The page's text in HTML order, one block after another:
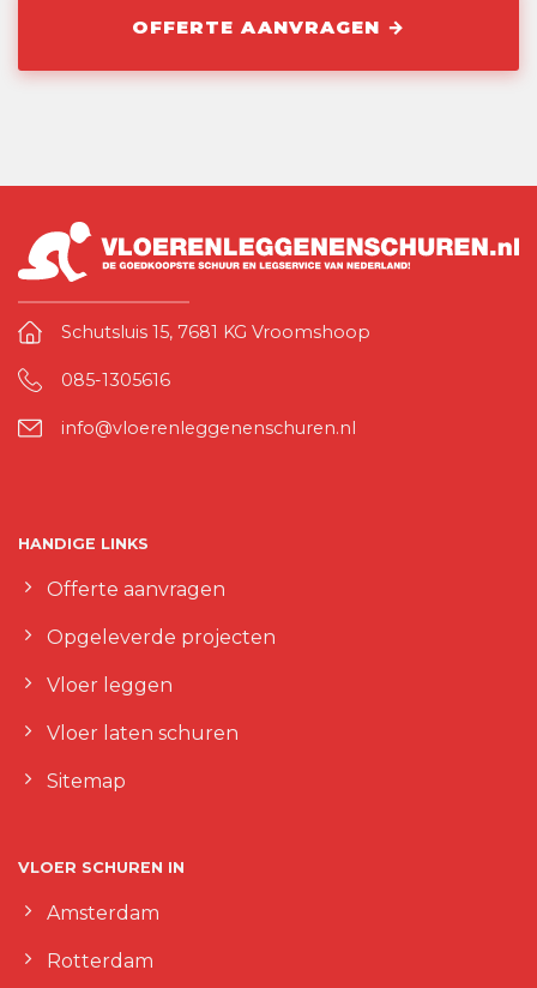
Schutsluis 15, 7681 KG Vroomshoop
085-1305616
info@vloerenleggenenschuren.nl
HANDIGE LINKS
Offerte aanvragen
Opgeleverde projecten
Vloer leggen
Vloer laten schuren
Sitemap
VLOER SCHUREN IN
Amsterdam
Rotterdam